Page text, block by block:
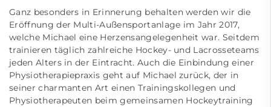
Ganz besonders in Erinnerung behalten werden wir die
Eröffnung der Multi-Außensportanlage im Jahr 2017,
welche Michael eine Herzensangelegenheit war. Seitdem
trainieren täglich zahlreiche Hockey- und Lacrosseteams
jeden Alters in der Eintracht. Auch die Einbindung einer
Physiotherapiepraxis geht auf Michael zurück, der in
seiner charmanten Art einen Trainingskollegen und
Physiotherapeuten beim gemeinsamen Hockeytraining